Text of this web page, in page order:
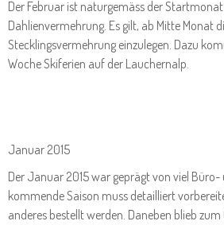
Der Februar ist naturgemäss der
Dahlienvermehrung. Es gilt, ab Mitte Monat
Stecklingsvermehrung einzulegen. Dazu
Woche Skiferien auf der Lauchernalp.
Januar 2015
Der Januar 2015 war geprägt von viel Büro-
kommende Saison muss detailliert
anderes bestellt werden. Daneben blieb